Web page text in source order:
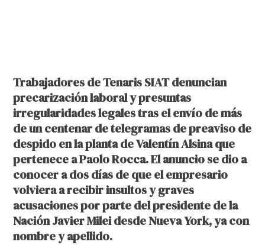
Trabajadores de Tenaris SIAT denuncian
precarización laboral y presuntas
irregularidades legales tras el envío de más
de un centenar de telegramas de preaviso de
despido en la planta de Valentín Alsina que
pertenece a Paolo Rocca. El anuncio se dio a
conocer a dos días de que el empresario
volviera a recibir insultos y graves
acusaciones por parte del presidente de la
Nación Javier Milei desde Nueva York, ya con
nombre y apellido.